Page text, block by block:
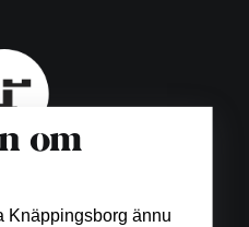
om
Knäppingsborg ännu